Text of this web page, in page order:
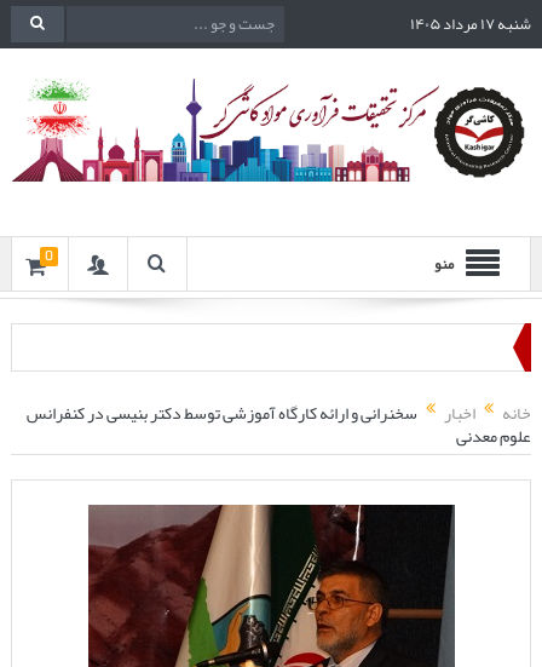
شنبه ۱۷ مرداد ۱۴۰۵
منو 0
خانه اخبار سخنرانی و ارائه کارگاه آموزشی توسط دکتر بنیسی در کنفرانس
علوم معدنی